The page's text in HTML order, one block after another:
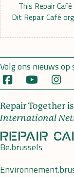
This Repair
Dit Repair Café
Volg ons nieuws
Repair Together
International
Be.brussels